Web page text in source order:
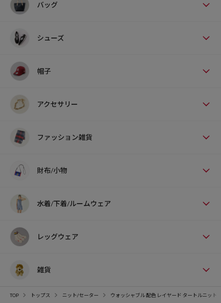
バッグ
シューズ
帽子
アクセサリー
ファッション雑貨
財布/小物
水着/下着/ルームウェア
レッグウェア
雑貨
TOP トップス ニット/セーター ウォッシャブル 配色 レイヤード タートルニット